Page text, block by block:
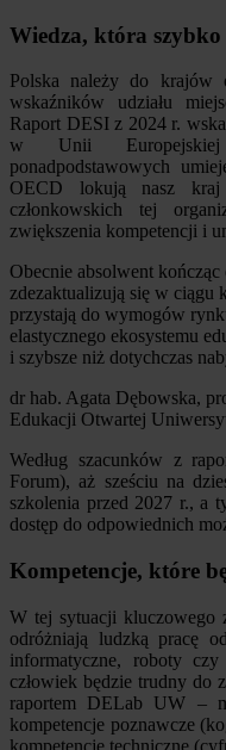
Wiedza, która
Polska należy do
wskaźników udziału
Raport DESI z 2024 r.
w Unii Europejskiej
ponadpodstawowych
OECD lokują nasz
członkowskich tej
zwiększenia kompetencji i
Obecnie absolwent
zdezaktualizują się w ciągu
przystają do wymogów
elastycznego ekosystemu
i szybsze niż dotychczas
dr hab. Agata Dębowska,
Edukacji Otwartej
Według szacunków z
Forum), aż sześciu na
szkolenia przed 2027 r., a
dostęp do odpowiednich
Kompetencje, które
W tej sytuacji kluczowego
odróżniają ludzką pracę
informatyczne, roboty
człowiek będzie trudny do
raportem DELab UW –
kompetencje poznawcze
kompetencje techniczne